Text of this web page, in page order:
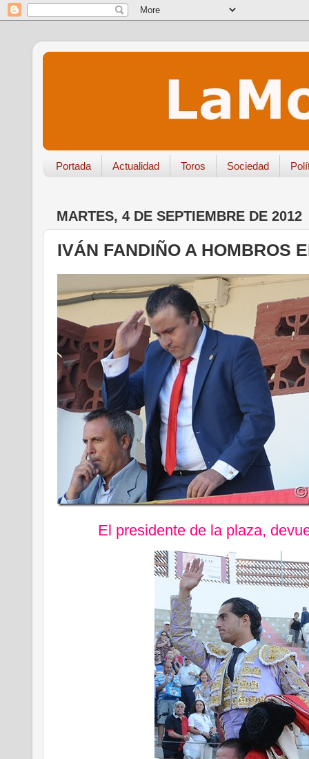
Portada Actualidad Toros Sociedad
MARTES, 4 DE SEPTIEMBRE DE 2012
IVÁN FANDIÑO A HOMBROS
El presidente de la plaza,